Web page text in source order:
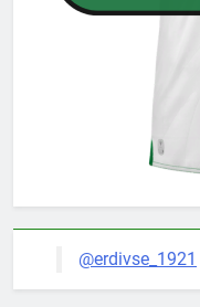
@erdivse_1921